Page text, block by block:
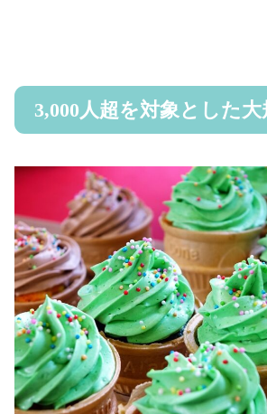
3,000人超を対象とした